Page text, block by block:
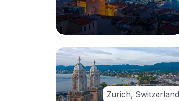
Zurich, Switzerland